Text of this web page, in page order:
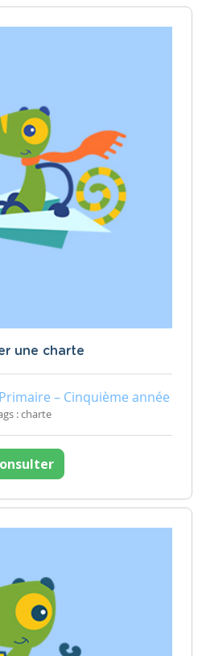
une charte
Primaire – Cinquième année
: charte